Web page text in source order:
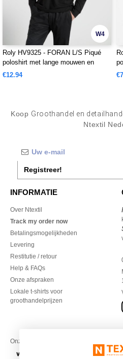
W4
Roly HV9325 - FORAN L/S Piqué
poloshirt met lange mouwen en
verhoogde zichtbaarheid
€12.94
Koop Groothandel en
Ntextil
Registreer!
INFORMATIE
Over Ntextil
Track my order now
Betalingsmogelijkheden
Levering
Restitutie / retour
Help & FAQs
Onze afspraken
Lokale t-shirts voor
groothandelprijzen
Onze financiële partners